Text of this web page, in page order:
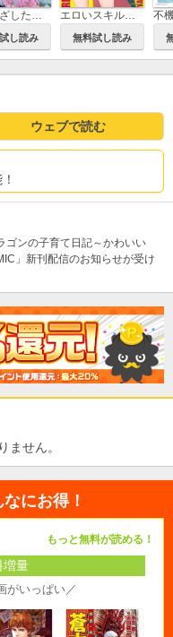
心を閉ざした公爵閣下と婚約したはずなのに、なぜか大切にされてしまってます！
し読み
エロいスキルで異世界無双 THE COMIC
無料試し読み
ウェブで読む
ゴンの子育て日記～かわいい
」新刊配信のお知らせが受け
ません。
なにお得！
もっと無料が読める！
増量
がいっぱい／